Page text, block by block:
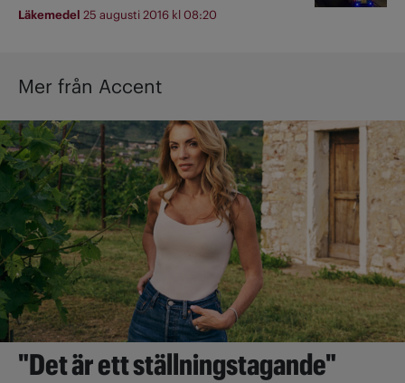
Läkemedel 25 augusti 2016 kl 08:20
Mer från Accent
"Det är ett ställningstagande"